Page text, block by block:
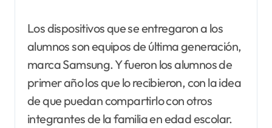
Los dispositivos que se entregaron a los
alumnos son equipos de última generación,
marca Samsung. Y fueron los alumnos de
primer año los que lo recibieron, con la idea
de que puedan compartirlo con otros
integrantes de la familia en edad escolar.